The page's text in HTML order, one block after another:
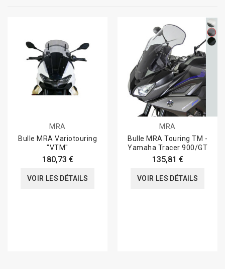
MRA
Bulle MRA Variotouring
"VTM"
180,73 €
VOIR LES DÉTAILS
MRA
Bulle MRA Touring TM -
Yamaha Tracer 900/GT
135,81 €
VOIR LES DÉTAILS